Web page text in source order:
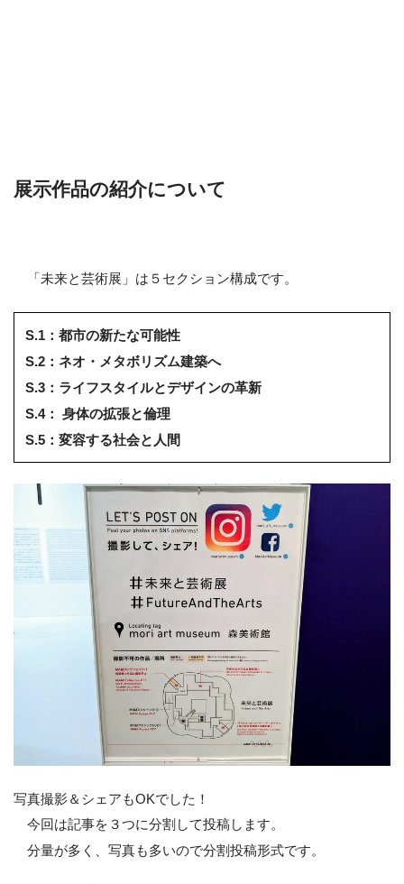
展示作品の紹介について
「未来と芸術展」は５セクション構成です。
S.1：都市の新たな可能性
S.2：ネオ・メタボリズム建築へ
S.3：ライフスタイルとデザインの革新
S.4： 身体の拡張と倫理
S.5：変容する社会と人間
写真撮影＆シェアもOKでした！
今回は記事を３つに分割して投稿します。
分量が多く、写真も多いので分割投稿形式です。